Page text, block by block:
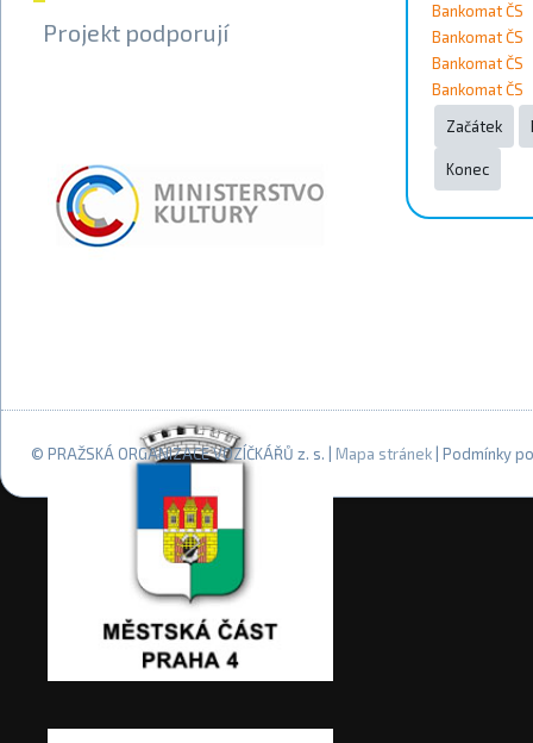
Projekt podporují Přístupnost
Vyhledat
Strana 9
Bankomat ČS
Bankomat ČS
Bankomat ČS
Bankomat ČS
Začátek
Konec
© PRAŽSKÁ ORGANIZACE VOZÍČKÁŘŮ z. s. | Mapa stránek | Podmínky